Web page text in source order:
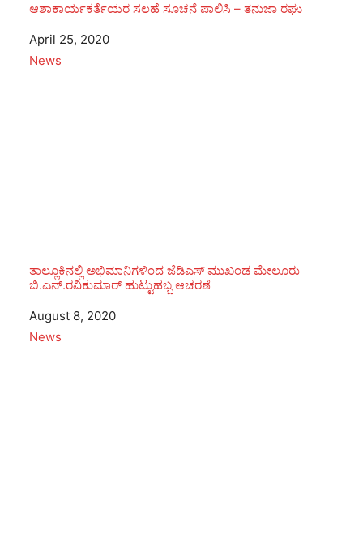
ಆಶಾಕಾರ್ಯಕರ್ತೆಯರ ಸಲಹೆ ಸೂಚನೆ ಪಾಲಿಸಿ – ತನುಜಾ ರಘು
Date
April 25, 2020
In relation to
News
ತಾಲ್ಲೂಕಿನಲ್ಲಿ ಅಭಿಮಾನಿಗಳಿಂದ ಜೆಡಿಎಸ್ ಮುಖಂಡ ಮೇಲೂರು
ಬಿ.ಎನ್.ರವಿಕುಮಾರ್ ಹುಟ್ಟುಹಬ್ಬ ಆಚರಣೆ
Date
August 8, 2020
In relation to
News